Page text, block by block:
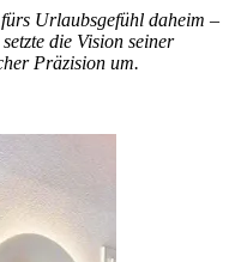
Urlaubsgefühl daheim –
die Vision seiner
Präzision um.